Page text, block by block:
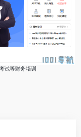
试等财务培训